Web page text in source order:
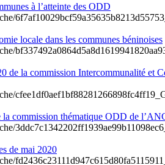
à l’atteinte des ODD
locale dans les communes béninoises
de la commission Intercommunalité et
la commission thématique ODD de
de mai 2020